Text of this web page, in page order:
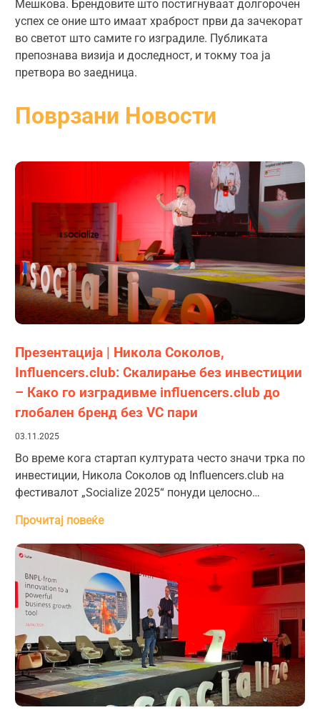
Мешкова. Брендовите што постигнуваат долгорочен
успех се оние што имаат храброст први да зачекорат
во светот што самите го изградиле. Публиката
препознава визија и доследност, и токму тоа ја
претвора во заедница.
Поврзани Новости
Презентација | Никола Соколов,
Influencers.club: Скалирање без инвестиции
– Како го изградивме influencers.club до
глобален бренд без VC пари
03.11.2025
Во време кога стартап културата често значи трка по
инвестиции, Никола Соколов од Influencers.club на
фестивалот „Socialize 2025“ понуди целосно…
Прочитај повеќе